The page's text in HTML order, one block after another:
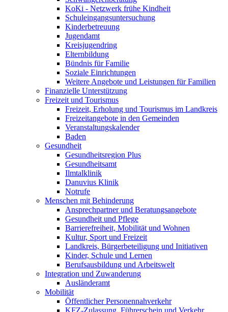
KoKi - Netzwerk frühe Kindheit
Schuleingangsuntersuchung
Kinderbetreuung
Jugendamt
Kreisjugendring
Elternbildung
Bündnis für Familie
Soziale Einrichtungen
Weitere Angebote und Leistungen für Familien
Finanzielle Unterstützung
Freizeit und Tourismus
Freizeit, Erholung und Tourismus im Landkreis
Freizeitangebote in den Gemeinden
Veranstaltungskalender
Baden
Gesundheit
Gesundheitsregion Plus
Gesundheitsamt
Ilmtalklinik
Danuvius Klinik
Notrufe
Menschen mit Behinderung
Ansprechpartner und Beratungsangebote
Gesundheit und Pflege
Barrierefreiheit, Mobilität und Wohnen
Kultur, Sport und Freizeit
Landkreis, Bürgerbeteiligung und Initiativen
Kinder, Schule und Lernen
Berufsausbildung und Arbeitswelt
Integration und Zuwanderung
Ausländeramt
Mobilität
Öffentlicher Personennahverkehr
KFZ-Zulassung, Führerschein und Verkehr